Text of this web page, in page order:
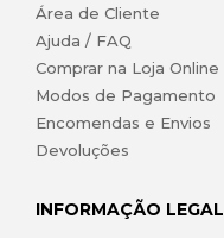
Área de Cliente
Ajuda / FAQ
Comprar na Loja Online
Modos de Pagamento
Encomendas e Envios
Devoluções
INFORMAÇÃO LEGAL